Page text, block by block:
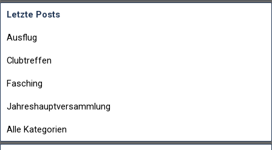
Letzte Posts
Ausflug
Clubtreffen
Fasching
Jahreshauptversammlung
Alle Kategorien